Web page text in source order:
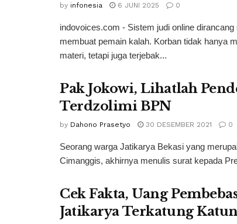
by infonesia 6 JUNI 2025 0
indovoices.com - Sistem judi online
membuat pemain kalah. Korban tidak hanya
materi, tetapi juga terjebak...
Pak Jokowi, Lihatlah
Terdzolimi BPN
by Dahono Prasetyo 30 DESEMBER 2021 0
Seorang warga Jatikarya Bekasi yang
Cimanggis, akhirnya menulis surat kepada
Cek Fakta, Uang
Jatikarya Terkatung